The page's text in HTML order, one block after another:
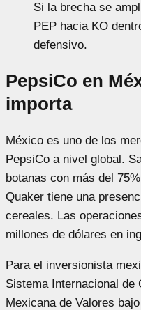
Si la brecha se
PEP hacia KO
defensivo.
PepsiCo en
importa
México es uno de los
PepsiCo a nivel global.
botanas con más del
Quaker tiene una
cereales. Las
millones de dólares en
Para el inversionista
Sistema Internacional
Mexicana de Valores